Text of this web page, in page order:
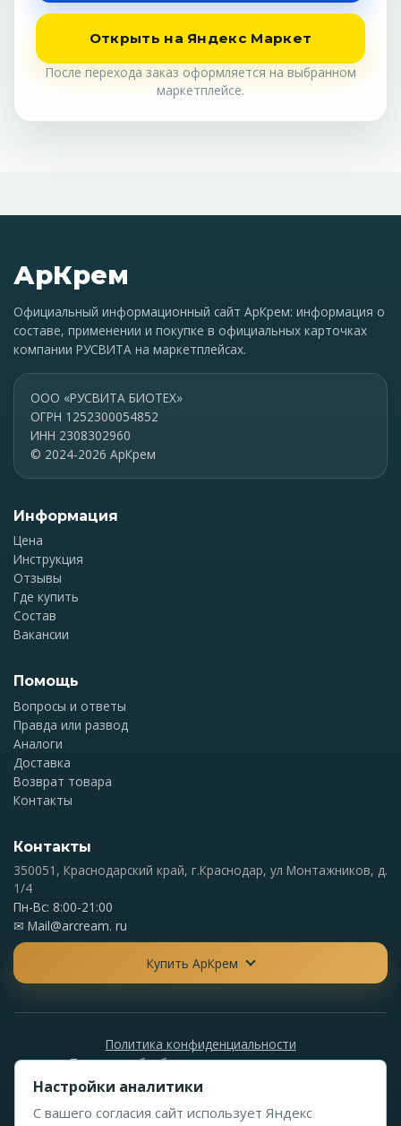
Открыть на Яндекс Маркет
После перехода заказ оформляется на выбранном
маркетплейсе.
АрКрем
Официальный информационный сайт АрКрем: информация о
составе, применении и покупке в официальных карточках
компании РУСВИТА на маркетплейсах.
ООО «РУСВИТА БИОТЕХ»
ОГРН 1252300054852
ИНН 2308302960
© 2024-2026 АрКрем
Информация
Цена
Инструкция
Отзывы
Где купить
Состав
Вакансии
Помощь
Вопросы и ответы
Правда или развод
Аналоги
Доставка
Возврат товара
Контакты
Контакты
350051, Краснодарский край, г.Краснодар, ул Монтажников, д.
1/4
Пн-Вс: 8:00-21:00
✉ Mail@arcream. ru
Купить АрКрем
Политика конфиденциальности
Политика обработки персональных данных
Настройки аналитики
С вашего согласия сайт использует Яндекс